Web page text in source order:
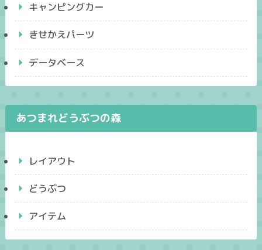
キャンピングカー
きせかえパーツ
データベース
あつまれどうぶつの森
レイアウト
どうぶつ
アイテム